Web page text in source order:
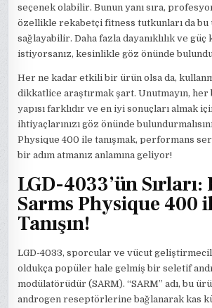
seçenek olabilir. Bunun yanı sıra,
özellikle rekabetçi fitness tutkunları da bu
sağlayabilir. Daha fazla dayanıklılık ve güç
istiyorsanız, kesinlikle göz önünde
Her ne kadar etkili bir ürün olsa da,
dikkatlice araştırmak şart. Unutmayın,
yapısı farklıdır ve en iyi sonuçları almak
ihtiyaçlarınızı göz önünde
Physique 400 ile tanışmak, performans
bir adım atmanız anlamına geliyor!
LGD-4033’ün Sırları:
Sarms Physique 400
Tanışın!
LGD-4033, sporcular ve vücut
oldukça popüler hale gelmiş bir seletif
modülatörüdür (SARM). “SARM” adı, bu
androgen reseptörlerine bağlanarak kas